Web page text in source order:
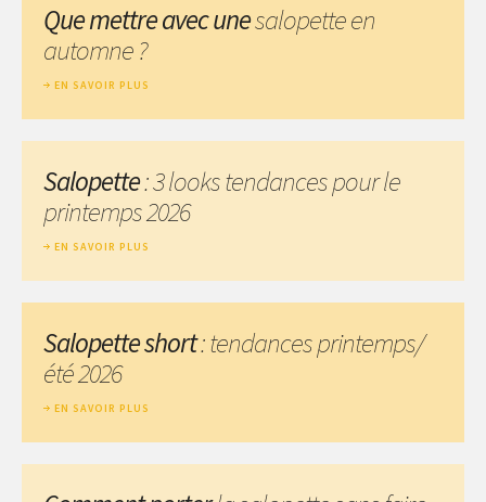
Que mettre avec unesalopette en
automne ?
EN SAVOIR PLUS
Salopette: 3 looks tendances pour le
printemps 2026
EN SAVOIR PLUS
Salopette short: tendances printemps/
été 2026
EN SAVOIR PLUS